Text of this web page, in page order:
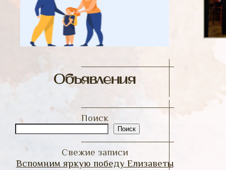
Объявления
Поиск
Поиск
Свежие записи
Вспомним яркую победу Елизаветы